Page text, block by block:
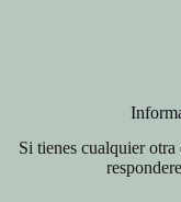
Si tienes cualquier